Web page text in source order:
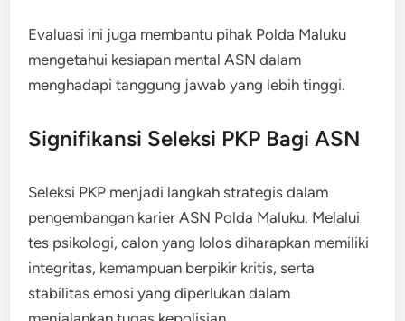
Evaluasi ini juga membantu pihak Polda Maluku
mengetahui kesiapan mental ASN dalam
menghadapi tanggung jawab yang lebih tinggi.
Signifikansi Seleksi PKP Bagi ASN
Seleksi PKP menjadi langkah strategis dalam
pengembangan karier ASN Polda Maluku. Melalui
tes psikologi, calon yang lolos diharapkan memiliki
integritas, kemampuan berpikir kritis, serta
stabilitas emosi yang diperlukan dalam